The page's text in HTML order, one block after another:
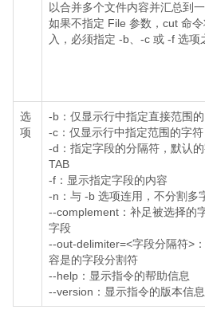
以合并多个文件内容并汇总到一
如果不指定 File 参数，cut 命
入，必须指定 -b、-c 或 -f 选项
选
项
-b：仅显示行中指定直接范围
-c：仅显示行中指定范围的字符
-d：指定字段的分隔符，默认
TAB
-f：显示指定字段的内容
-n：与 -b 选项连用，不分割多
--complement：补足被选择的
字段
--out-delimiter=<字段分隔符>
容是的字段分割符
--help：显示指令的帮助信息
--version：显示指令的版本信息